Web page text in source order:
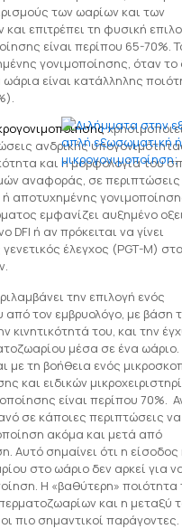
των ωαρίων και των
επιτρέπει τη φυσική
είναι περίπου 65-70%.
γονιμοποίησης, όταν το
είναι κατάλληλης
ανδρικής
και η μορφολογία του
αναφοράς, σε
αποτυχημένης
εμφανίζει αυξημένο
DFI ή αν πρόκειται να γίνει
έλεγχος (PGT-M)
την επιλογή ενός
τον εμβρυολόγο, με βάση
κινητικότητά του, και την
μέσα σε ένα ωάριο.
με τη βοήθεια ενός
και ειδικών
είναι περίπου 70%.
σε κάποιες περιπτώσεις
ακόμα και μετά από
Αυτό σημαίνει ότι η
στο ωάριο δεν αρκεί για
Η «βαθύτερη» ποιότητα
και η μεταξύ
πιο σημαντικοί παράγοντες.